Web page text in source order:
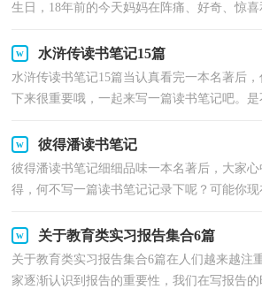
生日，18年前的今天妈妈在阵痛、好奇、惊
水浒传读书笔记15篇
水浒传读书笔记15篇当认真看完一本名著后
下来很重要哦，一起来写一篇读书笔记吧。
彼得潘读书笔记
彼得潘读书笔记细细品味一本名著后，大家
得，何不写一篇读书笔记记录下呢？可能你
关于教育类实习报告集合6篇
关于教育类实习报告集合6篇在人们越来越注
家逐渐认识到报告的重要性，我们在写报告